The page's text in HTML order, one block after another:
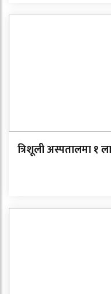
त्रिशूली अस्पतालमा १